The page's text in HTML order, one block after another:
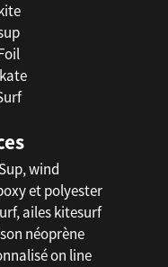
wind
et polyester
ailes kitesurf
néoprène
on line